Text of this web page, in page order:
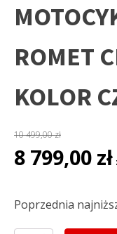
ROMET
KOLOR
10 499,00zł
Pierwotna
cena
10
8 799,00 zł
Poprzednia